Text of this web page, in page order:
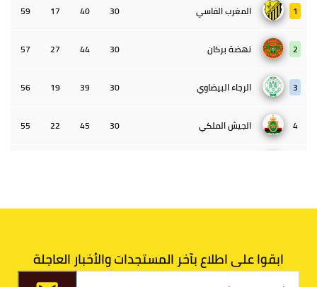
1 المغرب الفاسي 30
40
17
59
2 نهضة بركان 30
44
27
57
3 الرجاء البيضاوي 30
39
19
56
4 الجيش الملكي 30
45
22
55
36
ابقوا على اطلاع بآخر المستجدات والأخبار العاجلة